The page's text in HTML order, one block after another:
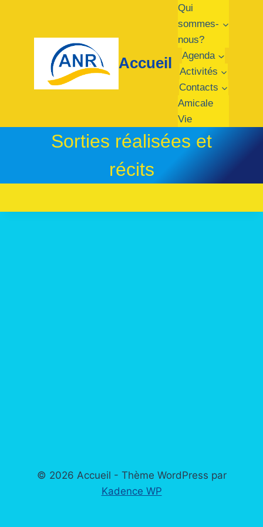
Accueil
Qui
sommes-
nous?
Agenda
Activités
Contacts
Amicale
Vie
Sorties réalisées et
récits
© 2026 Accueil - Thème WordPress par
Kadence WP